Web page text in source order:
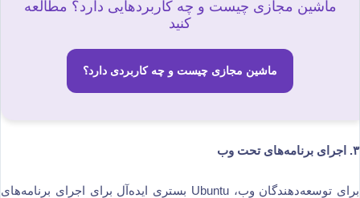
ماشین مجازی چیست و چه کاربردهایی دارد؟ مطالعه
کنید
ماشین مجازی چیست و چه کاربردی دارد؟
۳. اجرای برنامه‌های تحت وب
برای توسعه‌دهندگان وب، Ubuntu بستری ایده‌آل برای اجرای برنامه‌های